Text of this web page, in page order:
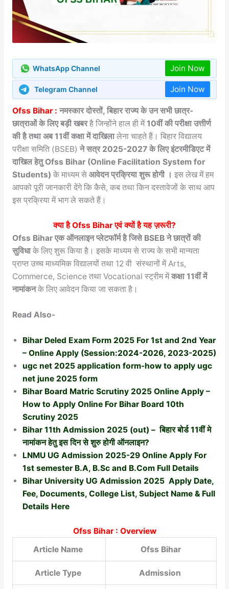
WhatsApp Channel Join Now
Telegram Channel Join Now
Ofss Bihar : नमस्कार दोस्तों, बिहार राज्य के उन सभी छात्र-
छात्राओं के लिए बड़ी खबरहै जिन्होंने हाल ही में10वीं की परीक्षा उत्तीर्ण
की है तथा अब 11वीं कक्षा में दाखिलालेना चाहते हैं। बिहार विद्यालय
परीक्षा समिति (BSEB) ने सत्र 2025-2027 के लिए इंटरमीडिएट में
दाखिल हेतु Ofss Bihar (Online Facilitation System for
Students) के माध्यम से आवेदन प्रक्रिया शुरू होगी । इस लेख में हम
आपको पूरी जानकारी देंगे कि कैसे, कब तथा किन दस्तावेजों के साथ आप
इस प्रक्रिया में भाग ले सकते हैं।
क्या हैOfss Biharएवं क्यों है यह ज़रूरी?
Ofss Bihar एक ऑनलाइन प्लेटफॉर्म है जिसे BSEB ने छात्रों की
सुविधाके लिए शुरू किया है। इसके माध्यम से राज्य के सभी मान्यता
प्राप्त उच्च माध्यमिक विद्यालयों तथा 12 वी संस्थानों में Arts,
Commerce, Science तथा Vocational स्ट्रीम मेंकक्षा 11वीं में
नामांकनके लिए आवेदन किया जा सकता है।
Read Also-
Bihar Deled Exam Form 2025 For 1st and 2nd Year
– Online Apply (Session:2024-2026, 2023-2025)
ugc net 2025 application form-how to apply ugc
net june 2025 form
Bihar Board Matric Scrutiny 2025 Online Apply –
How to Apply Online For Bihar Board 10th
Scrutiny 2025
Bihar 11th Admission 2025 (out) – बिहार बोर्ड 11वीं मे
नामांकन हेतु इस दिन से शुरु होगी ऑनलाइन?
LNMU UG Admission 2025-29 Online Apply For
1st semester B.A, B.Sc and B.Com Full Details
Bihar University UG Admission 2025 Apply Date,
Fee, Documents, College List, Subject Name & Full
Details Here
Ofss Bihar : Overview
Article Name
Ofss Bihar
Article Type Admission